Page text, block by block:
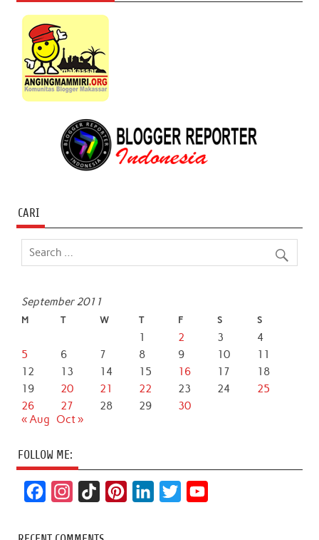
CARI
September 2011
M T W T F S S
1 2 3
4
5
6 7 8 9 10
11
12
13 14 15 16 17
18
19
20 21 22 23 24
25
26
27 28 29
30
« Aug
Oct »
FOLLOW ME:
c
s
k